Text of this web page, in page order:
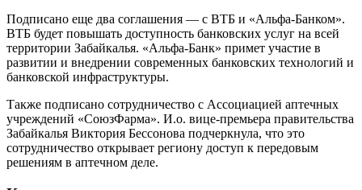
Подписано еще два соглашения — с ВТБ и «Альфа-Банком».
ВТБ будет повышать доступность банковских услуг на всей
территории Забайкалья. «Альфа-Банк» примет участие в
развитии и внедрении современных банковских технологий и
банковской инфраструктуры.
Также подписано сотрудничество с Ассоциацией аптечных
учреждений «СоюзФарма». И.о. вице-премьера правительства
Забайкалья Виктория Бессонова подчеркнула, что это
сотрудничество открывает региону доступ к передовым
решениям в аптечном деле.